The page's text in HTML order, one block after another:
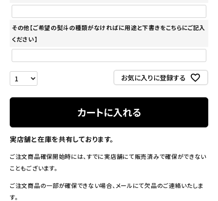
その他【ご希望の熨斗の種類がなければに用途と下書きをこちらにご記入
ください】
お気に入りに登録する
カートに入れる
実店舗と在庫を共有しております。
ご注文商品確保開始時には、すでに実店舗にて販売済みで確保ができない
こともございます。
ご注文商品の一部が確保できない場合、メールにて欠品のご連絡いたしま
す。